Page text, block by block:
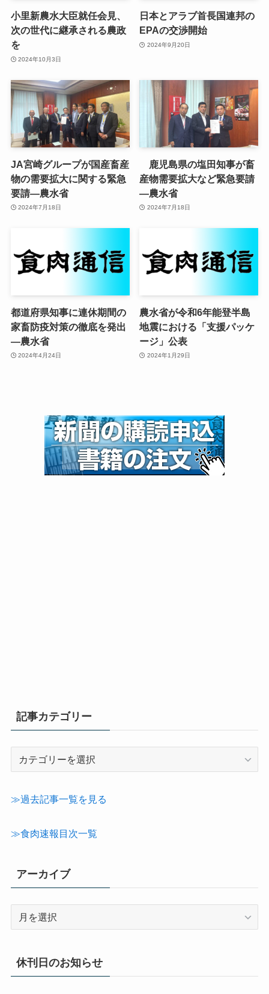
小里新農水大臣就任会見、
次の世代に継承される農政
を
2024年10月3日
日本とアラブ首長国連邦の
EPAの交渉開始
2024年9月20日
JA宮崎グループが国産畜産
物の需要拡大に関する緊急
要請—農水省
2024年7月18日
鹿児島県の塩田知事が畜
産物需要拡大など緊急要請
—農水省
2024年7月18日
都道府県知事に連休期間の
家畜防疫対策の徹底を発出
—農水省
2024年4月24日
農水省が令和6年能登半島
地震における「支援パッケ
ージ」公表
2024年1月29日
記事カテゴリー
テ
≫過去記事一覧を見る
≫食肉速報目次一覧
アーカイブ
イ
ブ
休刊日のお知らせ